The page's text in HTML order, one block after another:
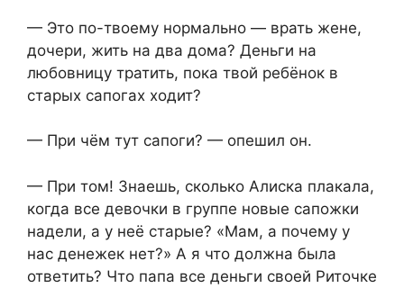
— Это по-твоему нормально — врать жене,
дочери, жить на два дома? Деньги на
любовницу тратить, пока твой ребёнок в
старых сапогах ходит?
— При чём тут сапоги? — опешил он.
— При том! Знаешь, сколько Алиска плакала,
когда все девочки в группе новые сапожки
надели, а у неё старые? «Мам, а почему у
нас денежек нет?» А я что должна была
ответить? Что папа все деньги своей Риточке